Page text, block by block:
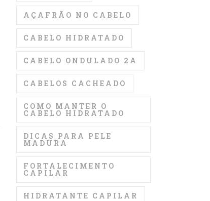
AÇAFRÃO NO CABELO
CABELO HIDRATADO
CABELO ONDULADO 2A
CABELOS CACHEADO
COMO MANTER O
CABELO HIDRATADO
DICAS PARA PELE
MADURA
FORTALECIMENTO
CAPILAR
HIDRATANTE CAPILAR